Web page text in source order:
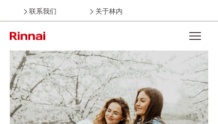
联系我们 关于林内
Open the